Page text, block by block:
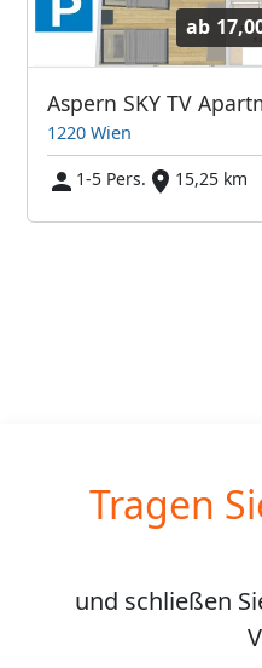
ab
1220 Wien
1-5 Pers.
15,25 km
Tragen
und schließen